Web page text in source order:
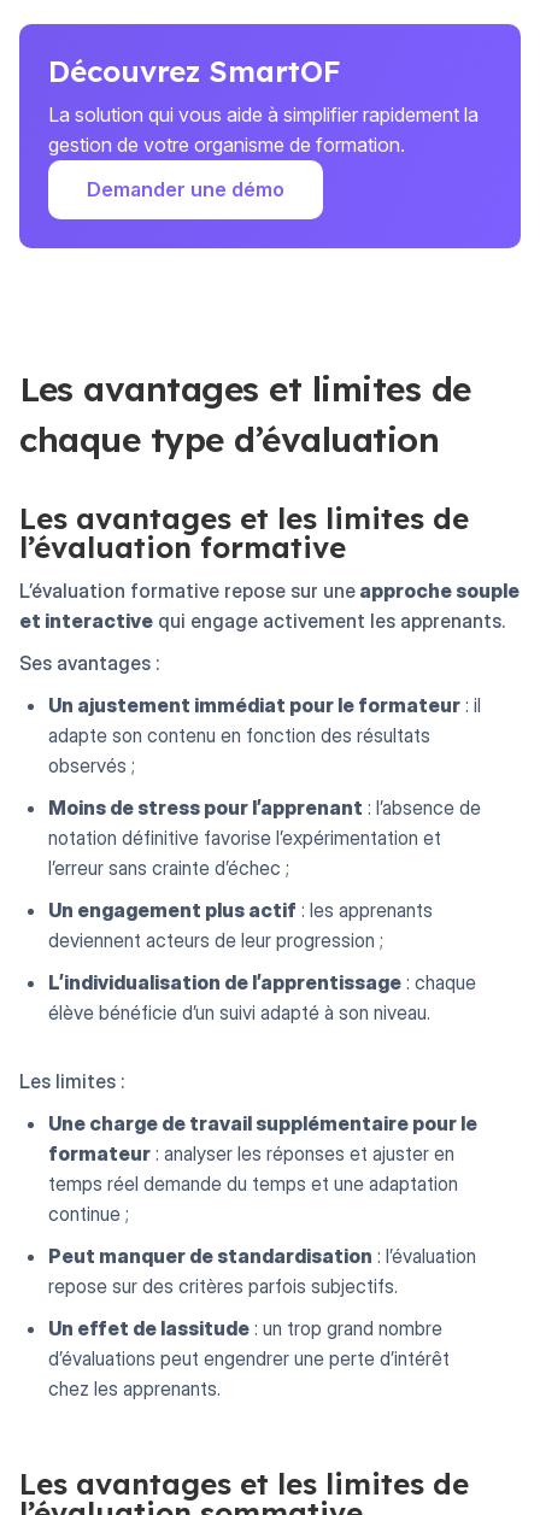
Découvrez SmartOF
La solution qui vous aide à simplifier rapidement la
gestion de votre organisme de formation.
Demander une démo
Les avantages et limites de
chaque type d’évaluation
Les avantages et les limites de
l’évaluation formative
L’évaluation formative repose sur une approche souple
et interactive qui engage activement les apprenants.
Ses avantages :
Un ajustement immédiat pour le formateur : il
adapte son contenu en fonction des résultats
observés ;
Moins de stress pour l’apprenant : l’absence de
notation définitive favorise l’expérimentation et
l’erreur sans crainte d’échec ;
Un engagement plus actif : les apprenants
deviennent acteurs de leur progression ;
L’individualisation de l’apprentissage : chaque
élève bénéficie d’un suivi adapté à son niveau.
Les limites :
Une charge de travail supplémentaire pour le
formateur : analyser les réponses et ajuster en
temps réel demande du temps et une adaptation
continue ;
Peut manquer de standardisation : l’évaluation
repose sur des critères parfois subjectifs.
Un effet de lassitude : un trop grand nombre
d’évaluations peut engendrer une perte d’intérêt
chez les apprenants.
Les avantages et les limites de